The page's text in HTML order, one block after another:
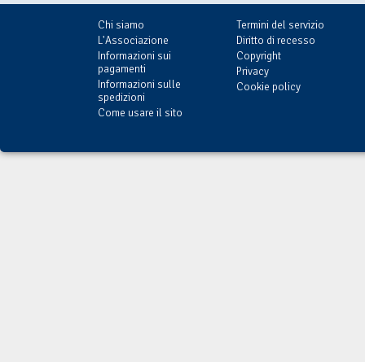
Chi siamo
L'Associazione
Informazioni sui
pagamenti
Informazioni sulle
spedizioni
Come usare il sito
Termini del servizio
Diritto di recesso
Copyright
Privacy
Cookie policy